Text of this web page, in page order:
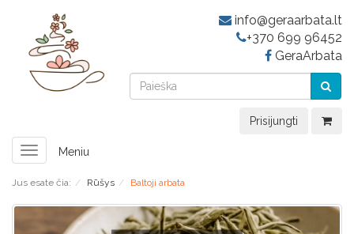
info@geraarbata.lt
+370 699 96452
GeraArbata
Prisijungti
Toggle
navigation
Meniu
Jus esate čia: Rūšys Baltoji arbata